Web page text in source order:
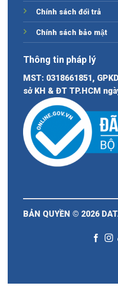
Chính sách đổi trả
Chính sách bảo mật
Thông tin pháp lý
MST: 0318661851,
sở KH & ĐT TP.HCM
BẢN QUYỀN © 2026